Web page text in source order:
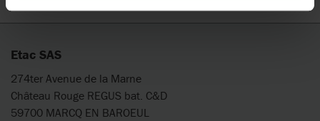
Etac SAS
274ter Avenue de la Marne
Château Rouge REGUS bat. C&D
59700 MARCQ EN BAROEUL